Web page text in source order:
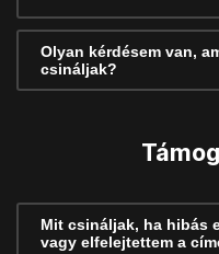
Olyan kérdésem van,
csináljak?
Mit csináljak, ha hibás
vagy elfelejtettem a